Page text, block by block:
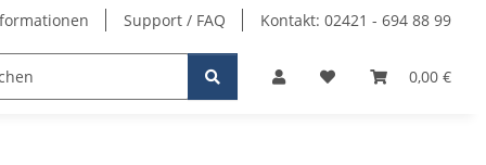
Support / FAQ Kontakt: 02421 - 694 88 99
0,00 €